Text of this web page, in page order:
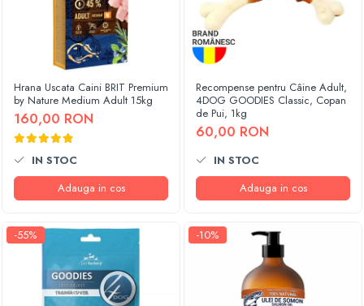
Hrana Uscata Caini BRIT Premium
by Nature Medium Adult 15kg
160,00 RON
IN STOC
Adauga in cos
Recompense pentru Câine Adult,
4DOG GOODIES Classic, Copan
de Pui, 1kg
60,00 RON
IN STOC
Adauga in cos
-55% -10%